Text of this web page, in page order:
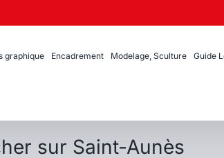
graphique Encadrement Modelage, Sculture Guide
sur Saint-Aunès